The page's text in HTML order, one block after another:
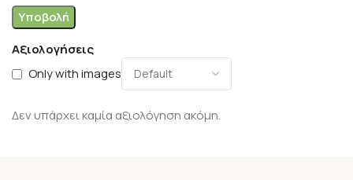
Αξιολογήσεις
Only with images
Δεν υπάρχει καμία αξιολόγηση ακόμη.